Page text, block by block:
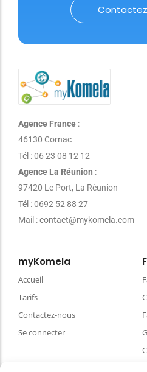
Agence France :
46130 Cornac
Tél : 06 23 08 12 12
Agence La Réunion :
97420 Le Port, La Réunion
Tél : 0692 52 88 27
Mail : contact@mykomela.com
myKomela
Accueil
Tarifs
Contactez-nous
Se connecter